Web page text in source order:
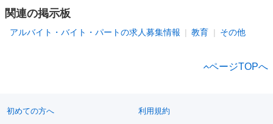
関連の掲示板
アルバイト・バイト・パートの求人募集情報 教育 その他
ページTOPへ
初めての方へ 利用規約